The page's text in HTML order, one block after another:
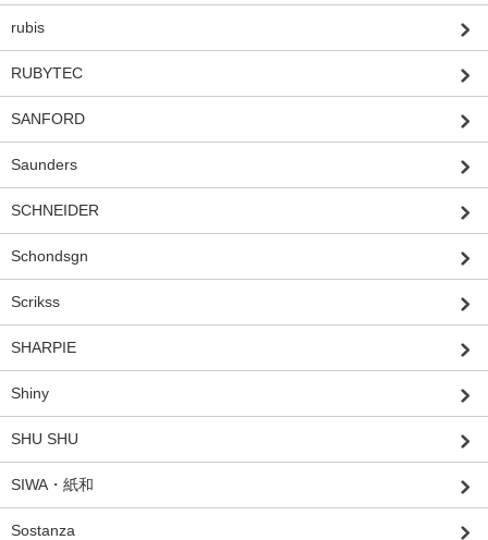
rubis
RUBYTEC
SANFORD
Saunders
SCHNEIDER
Schondsgn
Scrikss
SHARPIE
Shiny
SHU SHU
SIWA・紙和
Sostanza